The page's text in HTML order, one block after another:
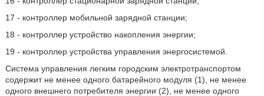
17 - контроллер мобильной зарядной станции;
18 - контроллер устройство накопления энергии;
19 - контроллер устройства управления энергосистемой.
Система управления легким городским электротранспортом
содержит не менее одного батарейного модуля (1), не менее
одного внешнего потребителя энергии (2), не менее одного